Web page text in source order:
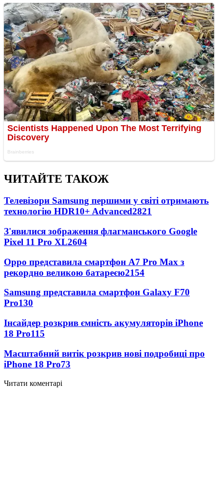
ЧИТАЙТЕ ТАКОЖ
Телевізори Samsung першими у світі отримають
технологію HDR10+ Advanced2821
З'явилися зображення флагманського Google
Pixel 11 Pro XL2604
Oppo представила смартфон A7 Pro Max з
рекордно великою батареєю2154
Samsung представила смартфон Galaxy F70
Pro130
Інсайдер розкрив ємність акумуляторів iPhone
18 Pro115
Масштабний витік розкрив нові подробиці про
iPhone 18 Pro73
Читати коментарі